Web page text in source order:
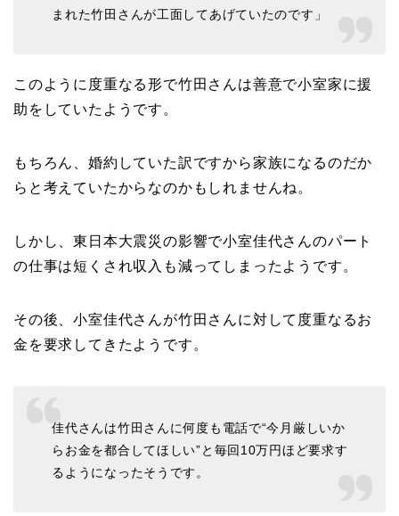
まれた竹田さんが工面してあげていたのです」
このように度重なる形で竹田さんは善意で小室家に援
助をしていたようです。
もちろん、婚約していた訳ですから家族になるのだか
らと考えていたからなのかもしれませんね。
しかし、東日本大震災の影響で小室佳代さんのパート
の仕事は短くされ収入も減ってしまったようです。
その後、小室佳代さんが竹田さんに対して度重なるお
金を要求してきたようです。
佳代さんは竹田さんに何度も電話で“今月厳しいか
らお金を都合してほしい”と毎回10万円ほど要求す
るようになったそうです。